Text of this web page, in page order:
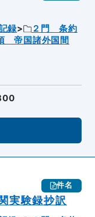
録
２門 条約
帝国諸外国間
件名
実験録抄訳